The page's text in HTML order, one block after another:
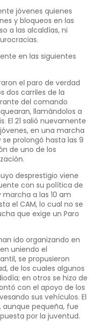
jóvenes quienes
y bloqueos en las
a las alcaldías, ni
en las siguientes
el paro de verdad
dos carriles de la
del comando
llamándolos a
El 21 salió nuevamente
en una marcha
prolongó hasta las 9
de uno de los
desprestigio viene
con su política de
a las 10 am
el CAM, lo cual no se
que exige un Paro
ido organizando en
uniendo el
se propusieron
de los cuales algunos
en otros se hizo de
con el apoyo de los
sus vehículos. El
aunque pequeña, fue
por la juventud.